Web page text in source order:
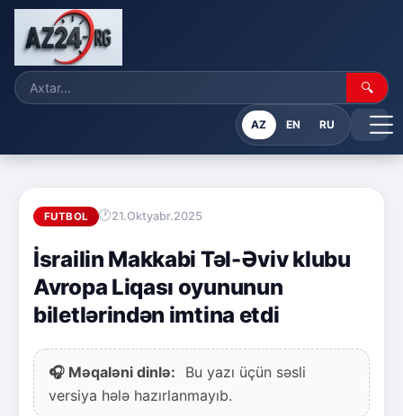
🔍
AZ EN RU
FUTBOL 21.Oktyabr.2025
İsrailin Makkabi Təl-Əviv klubu
Avropa Liqası oyununun
biletlərindən imtina etdi
🎧 Məqaləni dinlə:
Bu yazı üçün səsli
versiya hələ hazırlanmayıb.